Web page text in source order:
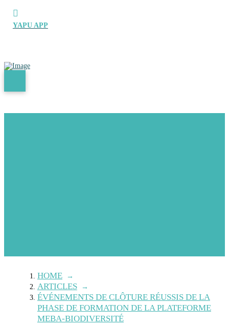
YAPU APP
HOME →
ARTICLES →
ÉVÉNEMENTS DE CLÔTURE RÉUSSIS DE LA
PHASE DE FORMATION DE LA PLATEFORME
MEBA-BIODIVERSITÉ